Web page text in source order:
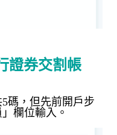
證券交割帳
5碼，但先前開戶步
欄位輸入。